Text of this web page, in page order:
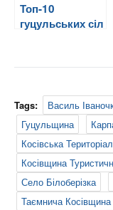
Топ-10
гуцульських сіл
Tags: Василь
Гуцульщина
Косівська
Косівщина
Село Білоберізка
Таємнича Косівщина